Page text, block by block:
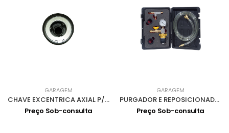
GARAGEM
CHAVE EXCENTRICA AXIAL P/DIRECÇÃO 35-45 1840
Preço Sob-consulta
GARAGEM
PURGADOR E REPOSICIONADOR LIQ REFRIGERAÇÃO 2515
Preço Sob-consulta